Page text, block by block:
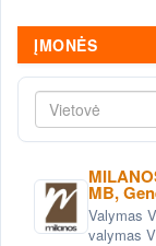
ĮMONĖS
Vietovė
MB,
Valymas
valymas